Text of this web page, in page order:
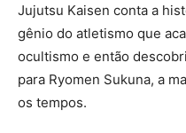
Jujutsu Kaisen conta a
gênio do atletismo que
ocultismo e então
para Ryomen Sukuna, a
os tempos.